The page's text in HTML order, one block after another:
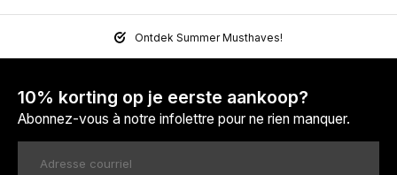
Ontdek Summer Musthaves!
10% korting op je eerste aankoop?
Abonnez-vous à notre infolettre pour ne rien manquer.